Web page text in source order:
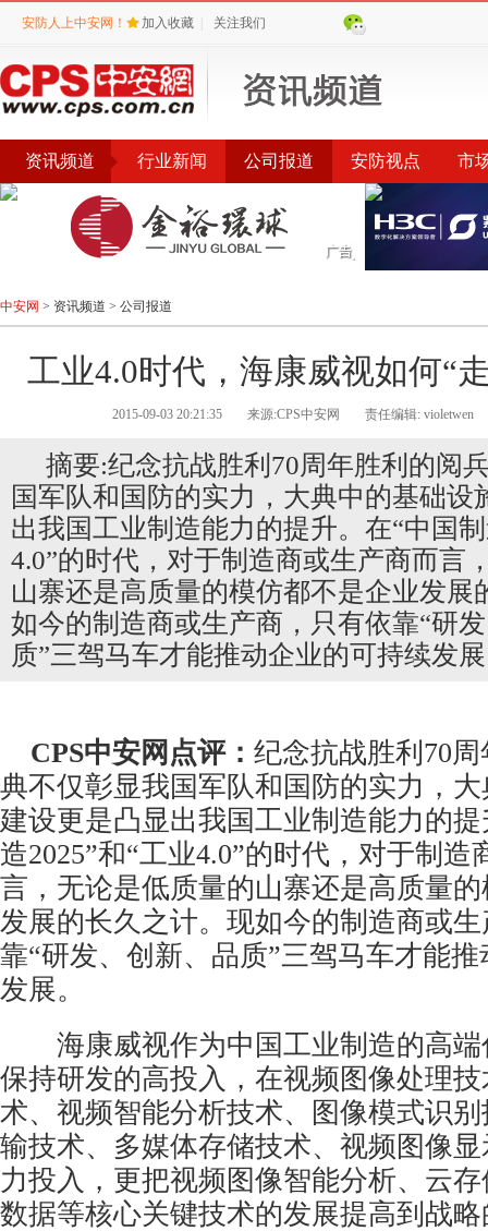
安防人上中安网！ 加入收藏 关注我们
资讯频道 行业新闻 公司报道 安防视点 市
公告 评选 榜单
中安网 > 资讯频道 > 公司报道
工业4.0时代，海康威视如何“
2015-09-03 20:21:35 来源:CPS中安网 责任编辑: violetwen
摘要:纪念抗战胜利70周年胜利的阅
国军队和国防的实力，大典中的基础设
出我国工业制造能力的提升。在“中国
4.0”的时代，对于制造商或生产商而言
山寨还是高质量的模仿都不是企业发展
如今的制造商或生产商，只有依靠“研
质”三驾马车才能推动企业的可持续发
CPS中安网 点评： 纪念抗战胜利70
典不仅彰显我国军队和国防的实力，
建设更是凸显出我国工业制造能力的
造2025”和“工业4.0”的时代，对于制造
言，无论是低质量的山寨还是高质量
发展的长久之计。现如今的制造商或
靠“研发、创新、品质”三驾马车才能
发展。
海康威视作为中国工业制造的高端
保持研发的高投入，在视频图像处理
术、视频智能分析技术、图像模式识
输技术、多媒体存储技术、视频图像
力投入，更把视频图像智能分析、云
数据等核心关键技术的发展提高到战